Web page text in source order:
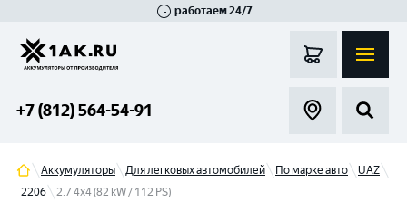
работаем 24/7
+7 (812) 564-54-91
Аккумуляторы Для легковых автомобилей По марке авто
UAZ
2206
2.7 4x4 (82 kW / 112 PS)
Гатчина